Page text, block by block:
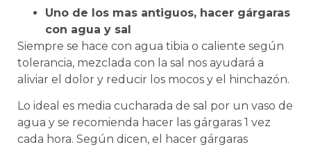
Uno de los mas antiguos, hacer gárgaras
con agua y sal
Siempre se hace con agua tibia o caliente según
tolerancia, mezclada con la sal nos ayudará a
aliviar el dolor y reducir los mocos y el hinchazón.
Lo ideal es media cucharada de sal por un vaso de
agua y se recomienda hacer las gárgaras 1 vez
cada hora. Según dicen, el hacer gárgaras